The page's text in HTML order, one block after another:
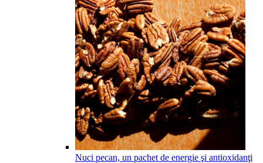
Nuci pecan, un pachet de energie şi antioxidanţi